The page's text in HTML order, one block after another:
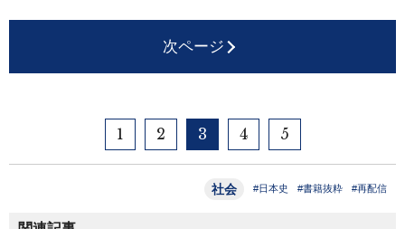
次ページ
1 2 3 4 5
社会 #日本史 #書籍抜粋 #再配信